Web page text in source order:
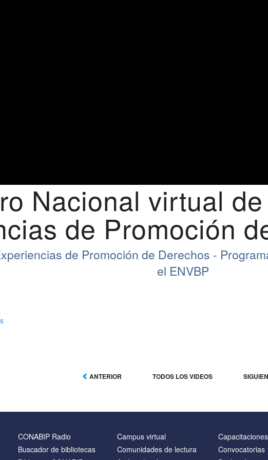
Nacional virtual
de Promoción
de Promoción de Derechos -
el ENVBP
ANTERIOR TODOS LOS VIDEOS
CONABIP Radio
Buscador de bibliotecas
Campus virtual
Comunidades de lectura
Capacitaciones
Convocatorias